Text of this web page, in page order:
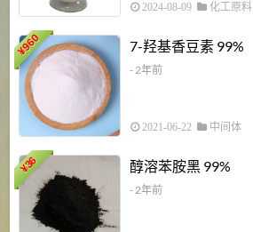
2024-08-09 化工原料
¥
960 7-羟基香豆素 99%
- 2年前
2021-06-22 中间体
¥
36 醇溶苯胺黑 99%
- 2年前